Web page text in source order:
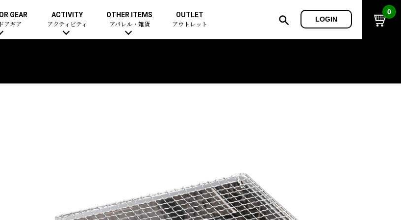
GEAR
アギア
ACTIVITY
アクティビティ
OTHER ITEMS
アパレル・雑貨
OUTLET
アウトレット
LOGIN
0